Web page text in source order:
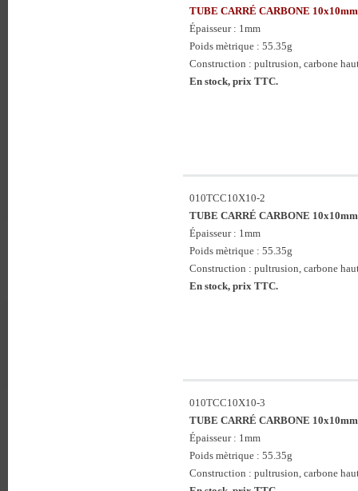
TUBE CARRÉ CARBONE
Épaisseur : 1mm
Poids mètrique : 55.35g
Construction : pultrusion, carbone
En stock, prix TTC.
010TCC10X10-2
TUBE CARRÉ CARBONE
Épaisseur : 1mm
Poids mètrique : 55.35g
Construction : pultrusion, carbone
En stock, prix TTC.
010TCC10X10-3
TUBE CARRÉ CARBONE
Épaisseur : 1mm
Poids mètrique : 55.35g
Construction : pultrusion, carbone